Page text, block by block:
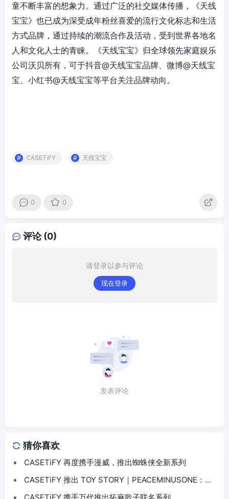
童不断丰富的想象力。通过广泛的社交媒体传播，《天线
宝宝》也已成为深受成年粉丝喜爱的流行文化标志和生活
方式品牌，通过持续的潮流合作及活动，受到世界各地名
人和文化人士的青睐。《天线宝宝》归全球领先家庭娱乐
公司沃贝所有，可于抖音@天线宝宝品牌、微博@天线宝
宝、小红书@天线宝宝等平台关注品牌动向。
CASETiFY 天线宝宝
0 0
评论 (0)
请登录以参与评论
现在登录
发表评论
猜你喜欢
CASETiFY 再度携手漫威，推出蜘蛛侠全新系列
CASETiFY 推出 TOY STORY｜PEACEMINUSONE：
THE FIRST FAN 联名系列